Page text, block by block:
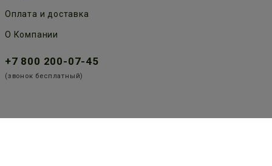
Оплата и доставка
О Компании
+7 800 200-07-45
(звонок бесплатный)